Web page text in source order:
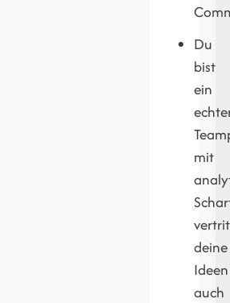
Du
bist
ein
mit
deine
Ideen
auch